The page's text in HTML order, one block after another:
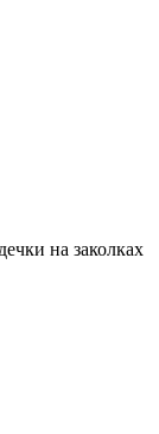
на заколках